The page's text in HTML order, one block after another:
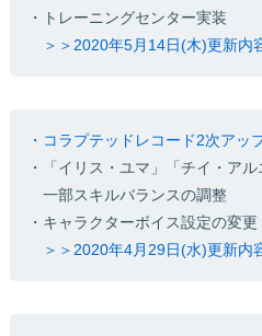
・トレーニングセンター実装
＞＞2020年5月14日(木)更新内
・コラプテッドレコード2次アッ
・「イリス・ユマ」「チイ・ア
一部スキルバランスの調整
・キャラクターボイス設定の変更
＞＞2020年4月29日(水)更新内